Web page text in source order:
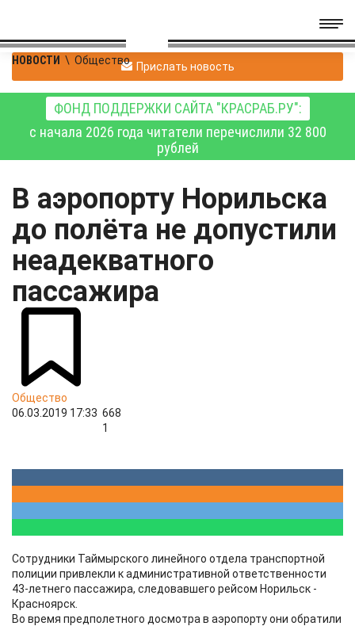
НОВОСТИ \ Общество Прислать новость
ФОНД ПОДДЕРЖКИ САЙТА "КРАСРАБ.РУ":
с начала 2026 года читатели перечислили 32 800
рублей
В аэропорту Норильска
до полёта не допустили
неадекватного
пассажира
Общество
06.03.2019 17:33 668
1
Сотрудники Таймырского линейного отдела транспортной
полиции привлекли к административной ответственности
43-летнего пассажира, следовавшего рейсом Норильск -
Красноярск.
Во время предполетного досмотра в аэропорту они обратили